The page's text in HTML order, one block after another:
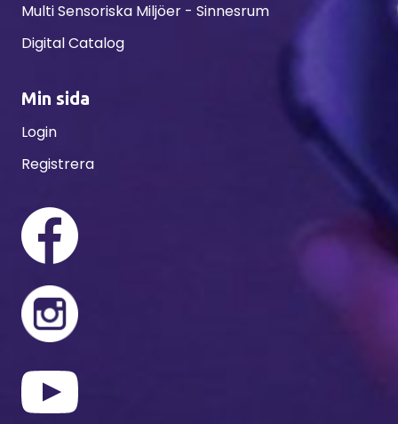
Multi Sensoriska Miljöer - Sinnesrum
Digital Catalog
Min sida
Login
Registrera